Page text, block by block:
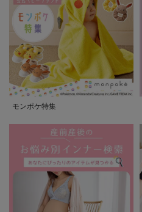
モンポケ特集